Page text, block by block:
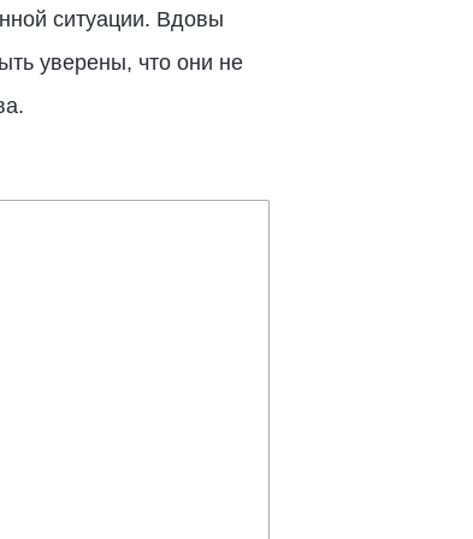
ситуации. Вдовы
уверены, что они не